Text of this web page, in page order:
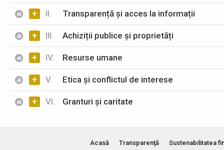
+ II. Transparență și acces la informații
+ III. Achiziții publice și proprietăți
+ IV. Resurse umane
+ V. Etica și conflictul de interese
+ VI. Granturi și caritate
Acasă Transparenţă Sustenabilitatea